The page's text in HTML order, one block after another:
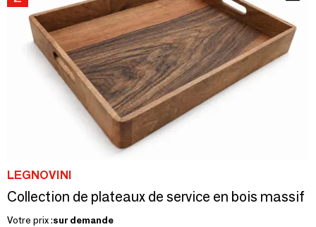
LEGNOVINI
Collection de plateaux de service en bois massif
Votre prix :sur demande